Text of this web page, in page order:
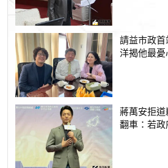
請益市政
洋揭他最
蔣萬安拒
翻車：若